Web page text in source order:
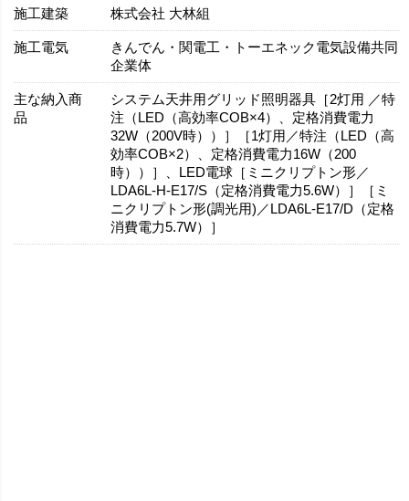
施工建築 株式会社 大林組
施工電気
きんでん・関電工・トーエネック電気設備共同
企業体
主な納入商
品
システム天井用グリッド照明器具［2灯用 ／特
注（LED（高効率COB×4）、定格消費電力
32W（200V時））］［1灯用／特注（LED（高
効率COB×2）、定格消費電力16W（200
時））］、LED電球［ミニクリプトン形／
LDA6L-H-E17/S（定格消費電力5.6W）］［ミ
ニクリプトン形(調光用)／LDA6L-E17/D（定格
消費電力5.7W）］